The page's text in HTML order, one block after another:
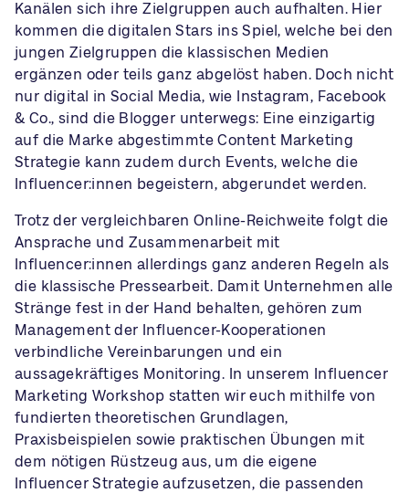
Kanälen sich ihre Zielgruppen auch aufhalten. Hier
kommen die digitalen Stars ins Spiel, welche bei den
jungen Zielgruppen die klassischen Medien
ergänzen oder teils ganz abgelöst haben. Doch nicht
nur digital in Social Media, wie Instagram, Facebook
& Co., sind die Blogger unterwegs: Eine einzigartig
auf die Marke abgestimmteContent Marketing
Strategie kann zudem durch Events, welche die
Influencer:innen begeistern, abgerundet werden.
Trotz der vergleichbaren Online-Reichweite folgt die
Ansprache und Zusammenarbeit mit
Influencer:innen allerdings ganz anderen Regeln als
die klassische Pressearbeit. Damit Unternehmen alle
Stränge fest in der Hand behalten, gehören zum
Management der Influencer-Kooperationen
verbindliche Vereinbarungen und ein
aussagekräftiges Monitoring. In unserem Influencer
Marketing Workshop statten wir euch mithilfe von
fundierten theoretischen Grundlagen,
Praxisbeispielen sowie praktischen Übungen mit
dem nötigen Rüstzeug aus, um die eigene
Influencer Strategie aufzusetzen, die passenden